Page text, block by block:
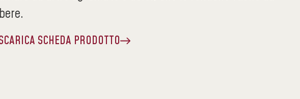
bere.
SCHEDA PRODOTTO